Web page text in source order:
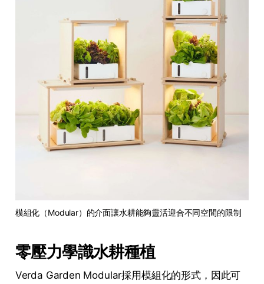
模組化（Modular）的介面讓水耕能夠靈活迎合不同空間的限制
零壓力學識水耕種植
Verda Garden Modular採用模組化的形式，因此可